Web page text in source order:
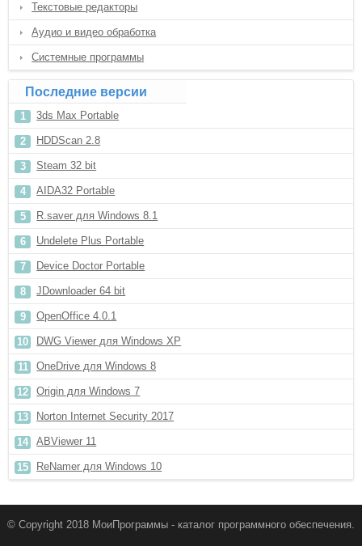
Текстовые редакторы
Аудио и видео обработка
Системные программы
Последние версии
3ds Max Portable
HDDScan 2.8
Steam 32 bit
AIDA32 Portable
R.saver для Windows 8.1
Undelete Plus Portable
Device Doctor Portable
JDownloader 64 bit
OpenOffice 4.0.1
DWG Viewer для Windows XP
OneDrive для Windows 8
Origin для Windows 7
Norton Internet Security 2017
ABViewer 11
ReNamer для Windows 10
© Copyright 2018 МоиПрограммы - каталог программного обеспечения.